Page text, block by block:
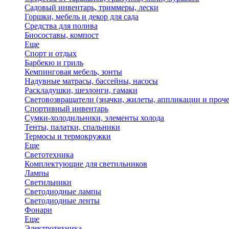
Садовый инвентарь, триммеры, лески
Горшки, мебель и декор для сада
Средства для полива
Биосоставы, компост
Еще
Спорт и отдых
Барбекю и гриль
Кемпинговая мебель, зонты
Надувные матрасы, бассейны, насосы
Раскладушки, шезлонги, гамаки
Световозвращатели (значки, жилеты, аппликации и
Спортивный инвентарь
Сумки-холодильники, элементы холода
Тенты, палатки, спальники
Термосы и термокружки
Еще
Светотехника
Комплектующие для светильников
Лампы
Светильники
Светодиодные лампы
Светодиодные ленты
Фонари
Еще